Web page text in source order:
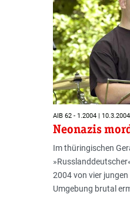
AIB 62 - 1.2004 | 10.3.2004
Neonazis
Im thüringischen
2004 von vier
Umgebung brutal